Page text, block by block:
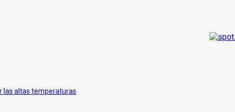
las altas temperaturas